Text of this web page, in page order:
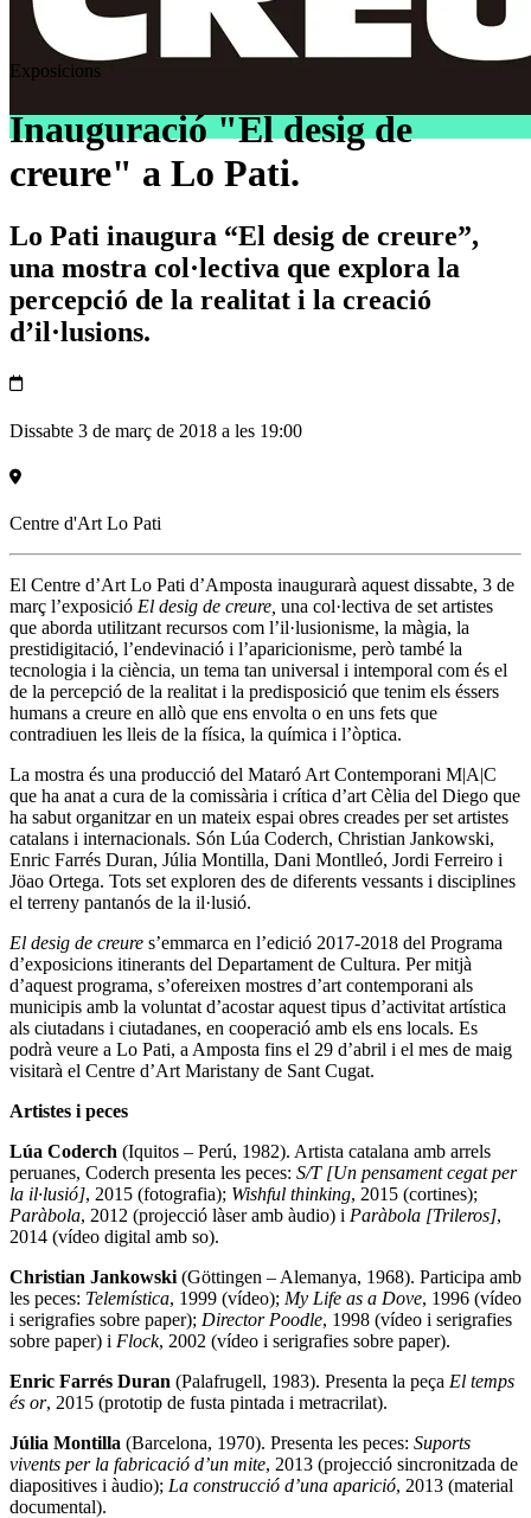
Exposicions
Inauguració "El desig de
creure" a Lo Pati.
Lo Pati inaugura “El desig de creure”,
una mostra col·lectiva que explora la
percepció de la realitat i la creació
d’il·lusions.
Dissabte 3 de març de 2018 a les 19:00
Centre d'Art Lo Pati
El Centre d’Art Lo Pati d’Amposta inaugurarà aquest dissabte, 3 de
març l’exposició El desig de creure, una col·lectiva de set artistes
que aborda utilitzant recursos com l’il·lusionisme, la màgia, la
prestidigitació, l’endevinació i l’aparicionisme, però també la
tecnologia i la ciència, un tema tan universal i intemporal com és el
de la percepció de la realitat i la predisposició que tenim els éssers
humans a creure en allò que ens envolta o en uns fets que
contradiuen les lleis de la física, la química i l’òptica.
La mostra és una producció del Mataró Art Contemporani M|A|C
que ha anat a cura de la comissària i crítica d’art Cèlia del Diego que
ha sabut organitzar en un mateix espai obres creades per set artistes
catalans i internacionals. Són Lúa Coderch, Christian Jankowski,
Enric Farrés Duran, Júlia Montilla, Dani Montlleó, Jordi Ferreiro i
Jöao Ortega. Tots set exploren des de diferents vessants i disciplines
el terreny pantanós de la il·lusió.
El desig de creure s’emmarca en l’edició 2017-2018 del Programa
d’exposicions itinerants del Departament de Cultura. Per mitjà
d’aquest programa, s’ofereixen mostres d’art contemporani als
municipis amb la voluntat d’acostar aquest tipus d’activitat artística
als ciutadans i ciutadanes, en cooperació amb els ens locals. Es
podrà veure a Lo Pati, a Amposta fins el 29 d’abril i el mes de maig
visitarà el Centre d’Art Maristany de Sant Cugat.
Artistes i peces
Lúa Coderch (Iquitos – Perú, 1982). Artista catalana amb arrels
peruanes, Coderch presenta les peces: S/T [Un pensament cegat per
la il·lusió], 2015 (fotografia); Wishful thinking, 2015 (cortines);
Paràbola, 2012 (projecció làser amb àudio) i Paràbola [Trileros],
2014 (vídeo digital amb so).
Christian Jankowski (Göttingen – Alemanya, 1968). Participa amb
les peces: Telemística, 1999 (vídeo); My Life as a Dove, 1996 (vídeo
i serigrafies sobre paper); Director Poodle, 1998 (vídeo i serigrafies
sobre paper) i Flock, 2002 (vídeo i serigrafies sobre paper).
Enric Farrés Duran (Palafrugell, 1983). Presenta la peça El temps
és or, 2015 (prototip de fusta pintada i metracrilat).
Júlia Montilla (Barcelona, 1970). Presenta les peces: Suports
vivents per la fabricació d’un mite, 2013 (projecció sincronitzada de
diapositives i àudio); La construcció d’una aparició, 2013 (material
documental).